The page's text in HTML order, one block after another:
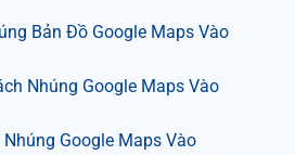
Bản Đồ Google Maps Vào
Nhúng Google Maps Vào
Google Maps Vào